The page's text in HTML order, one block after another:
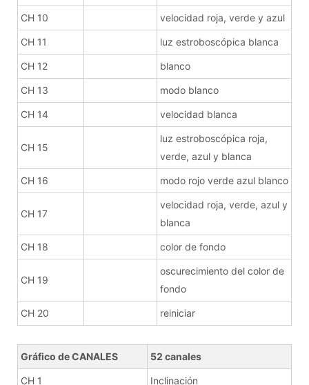
CH 10 velocidad roja, verde y azul
CH 11 luz estroboscópica blanca
CH 12 blanco
CH 13 modo blanco
CH 14 velocidad blanca
CH 15
luz estroboscópica roja,
verde, azul y blanca
CH 16 modo rojo verde azul blanco
CH 17
velocidad roja, verde, azul y
blanca
CH 18 color de fondo
CH 19
oscurecimiento del color de
fondo
CH 20 reiniciar
Gráfico de CANALES 52 canales
CH 1 Inclinación